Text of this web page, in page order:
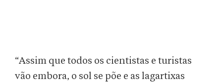
“Assim que todos os cientistas e turistas
vão embora, o sol se põe e as lagartixas